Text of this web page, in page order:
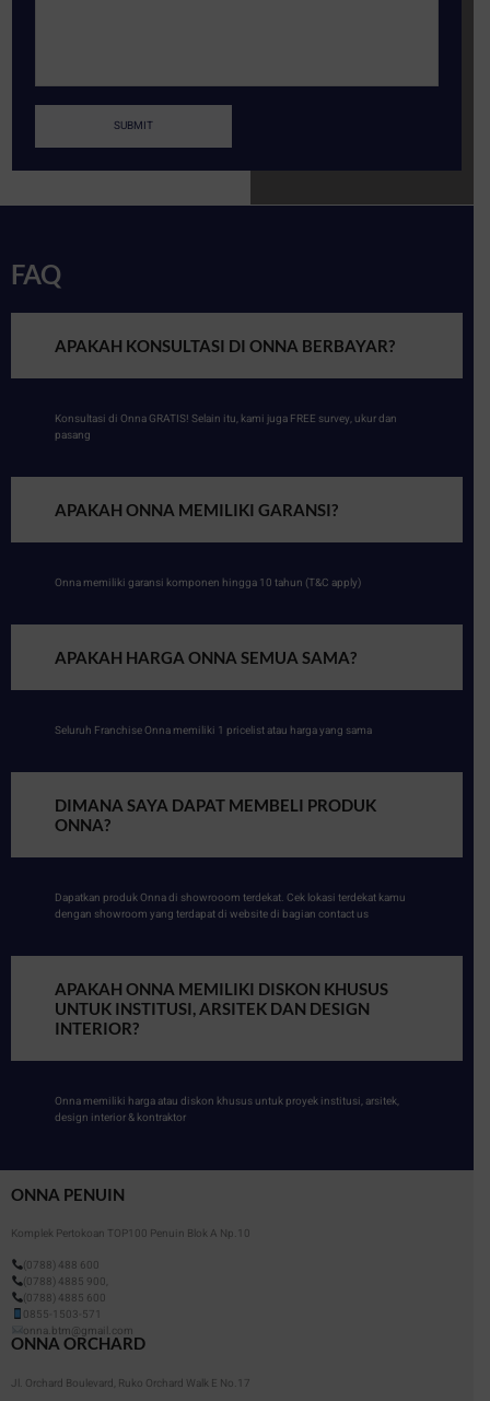
FAQ
APAKAH KONSULTASI DI ONNA BERBAYAR?
Konsultasi di Onna GRATIS! Selain itu, kami juga FREE survey, ukur dan
pasang
APAKAH ONNA MEMILIKI GARANSI?
Onna memiliki garansi komponen hingga 10 tahun (T&C apply)
APAKAH HARGA ONNA SEMUA SAMA?
Seluruh Franchise Onna memiliki 1 pricelist atau harga yang sama
DIMANA SAYA DAPAT MEMBELI PRODUK
ONNA?
Dapatkan produk Onna di showrooom terdekat. Cek lokasi terdekat kamu
dengan showroom yang terdapat di website di bagian contact us
APAKAH ONNA MEMILIKI DISKON KHUSUS
UNTUK INSTITUSI, ARSITEK DAN DESIGN
INTERIOR?
Onna memiliki harga atau diskon khusus untuk proyek institusi, arsitek,
design interior & kontraktor
ONNA PENUIN
Komplek Pertokoan TOP100 Penuin Blok A Np.10
(0788) 488 600
(0788) 4885 900,
(0788) 4885 600
0855-1503-571
onna.btm@gmail.com
ONNA ORCHARD
Jl. Orchard Boulevard, Ruko Orchard Walk E No.17